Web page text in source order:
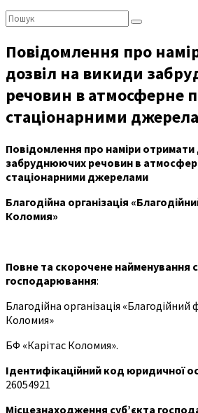
Пошук:
Повідомлення про
дозвіл на викиди
речовин в атмосферне
стаціонарними
Повідомлення про наміри отримати
забруднюючих речовин в
стаціонарними джерелами
Благодійна організація
Коломия»
Повне та скорочене найменування
господарювання:
Благодійна організація «Благодійний
Коломия»
БФ «Карітас Коломия».
Ідентифікаційний код юридичної
26054921
Місцезнаходження суб’єкта